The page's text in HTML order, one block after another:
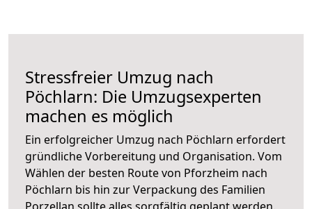
Stressfreier Umzug nach
Pöchlarn: Die Umzugsexperten
machen es möglich
Ein erfolgreicher Umzug nach Pöchlarn erfordert
gründliche Vorbereitung und Organisation. Vom
Wählen der besten Route von Pforzheim nach
Pöchlarn bis hin zur Verpackung des Familien